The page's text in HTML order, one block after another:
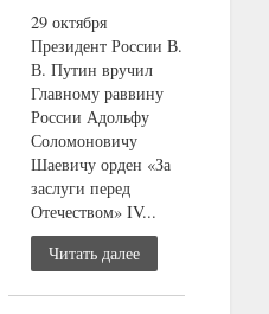
29 октября
Президент России В.
В. Путин вручил
Главному раввину
России Адольфу
Соломоновичу
Шаевичу орден «За
заслуги перед
Отечеством» IV...
Читать далее